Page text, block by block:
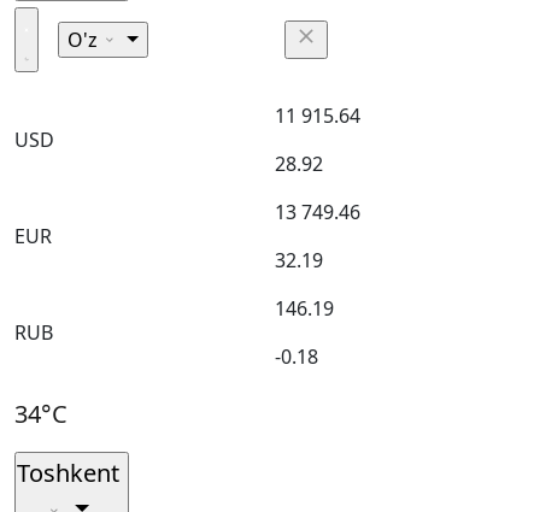
O'z
USD
11 915.64
28.92
EUR
13 749.46
32.19
RUB
146.19
-0.18
34°C
Toshkent